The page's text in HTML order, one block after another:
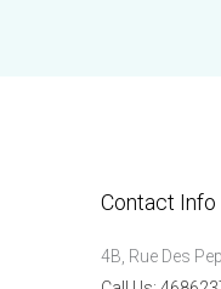
Contact Info
4B, Rue Des